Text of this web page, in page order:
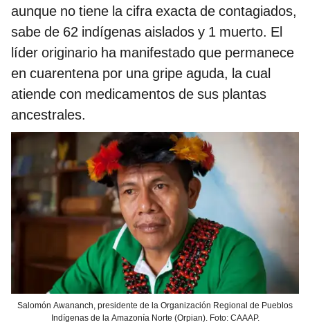
aunque no tiene la cifra exacta de contagiados,
sabe de 62 indígenas aislados y 1 muerto. El
líder originario ha manifestado que permanece
en cuarentena por una gripe aguda, la cual
atiende con medicamentos de sus plantas
ancestrales.
Salomón Awananch, presidente de la Organización Regional de Pueblos
Indígenas de la Amazonía Norte (Orpian). Foto: CAAAP.